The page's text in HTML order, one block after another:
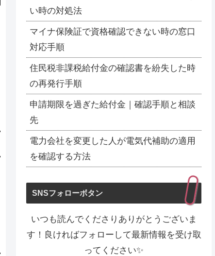
い時の対処法
マイナ保険証で資格確認できない時の窓口
対応手順
住民税非課税給付金の確認書を紛失した時
の再発行手順
申請期限を過ぎた給付金｜確認手順と相談
先
電力会社を変更した人が電気代補助の適用
を確認する方法
SNSフォローボタン
いつも読んでくださりありがとうございま
す！良ければフォローして最新情報を受け取
ってください✨